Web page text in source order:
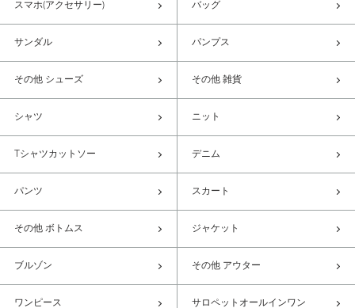
スマホ(アクセサリー) バッグ
サンダル パンプス
その他 シューズ その他 雑貨
シャツ ニット
Tシャツカットソー デニム
パンツ スカート
その他 ボトムス ジャケット
ブルゾン その他 アウター
ワンピース サロペットオールインワン